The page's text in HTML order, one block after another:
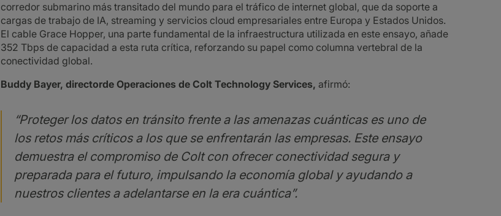
corredor submarino más transitado del mundo para el tráfico de internet global, que da soporte a
cargas de trabajo de IA, streaming y servicios cloud empresariales entre Europa y Estados Unidos.
El cable Grace Hopper, una parte fundamental de la infraestructura utilizada en este ensayo, añade
352 Tbps de capacidad a esta ruta crítica, reforzando su papel como columna vertebral de la
conectividad global.
Buddy Bayer, directorde Operaciones de Colt Technology Services, afirmó:
“Proteger los datos en tránsito frente a las amenazas cuánticas es uno de
los retos más críticos a los que se enfrentarán las empresas. Este ensayo
demuestra el compromiso de Colt con ofrecer conectividad segura y
preparada para el futuro, impulsando la economía global y ayudando a
nuestros clientes a adelantarse en la era cuántica”.